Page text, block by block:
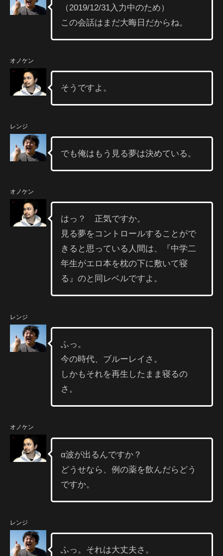
（2019/12/31入力中のため）
この会話はまだ大晦日だからね。
オノケン
そうですよ。
レンジ
でも俺はもう見る夢は決めている。
オノケン
はっ？ 正気ですか。
見る夢をコントロールすることがで
きると思っている人間は、『中学二
年生がエロ本を枕の下に敷いて寝
る』のと同レベルですよ。
レンジ
ふっ。
今の時代、ブルーレイさ。
しかもそれを再生したまま寝るの
さ。
オノケン
α波が出るんですか？
どうせなら、例の薬を飲んだらどう
ですか。
レンジ
ふっ。それは大丈夫さ。